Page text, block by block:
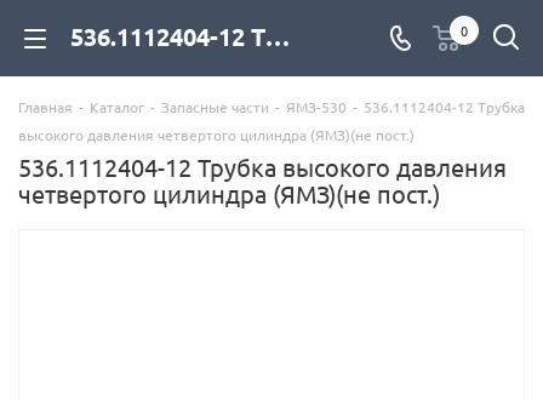
536.1112404-12 Трубка высокого давления четвертого цилиндра (ЯМЗ)(не пост.) для дизельных двигателей купить со склада с доставкой по цене официального дилера - компания Дизель Экспорт 0
Главная - Каталог - Запасные части - ЯМЗ-530 - 536.1112404-12 Трубка
высокого давления четвертого цилиндра (ЯМЗ)(не пост.)
536.1112404-12 Трубка высокого давления
четвертого цилиндра (ЯМЗ)(не пост.)